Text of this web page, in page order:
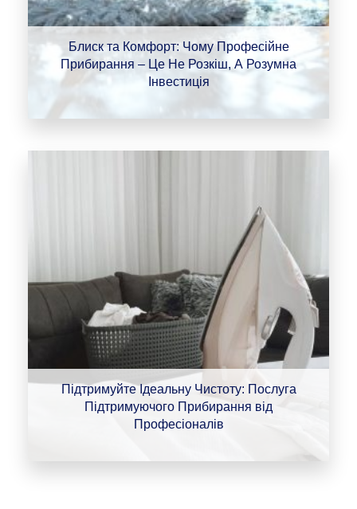
Блиск та Комфорт: Чому Професійне
Прибирання – Це Не Розкіш, А Розумна
Інвестиція
Підтримуйте Ідеальну Чистоту: Послуга
Підтримуючого Прибирання від
Професіоналів